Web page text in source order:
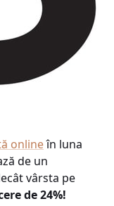
onlineîn luna
de un
vârsta pe
de 24%!